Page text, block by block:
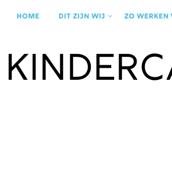
Home Dit zijn wij Zo werken